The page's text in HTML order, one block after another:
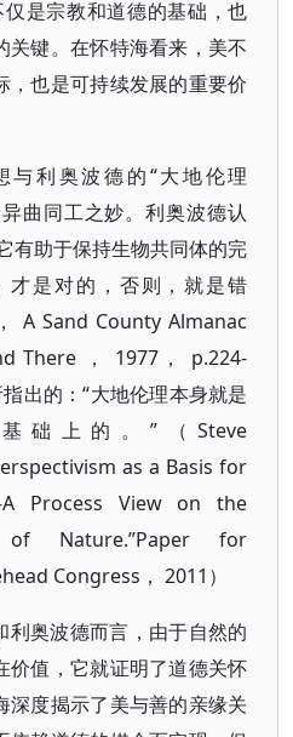
是宗教和道德的基础，也
关键。在怀特海看来，美不
，也是可持续发展的重要价
与利奥波德的“大地伦理
曲同工之妙。利奥波德认
有助于保持生物共同体的完
才是对的，否则，就是错
A Sand County Almanac
There ， 1977， p.224-
出的：“大地伦理本身就是
础上的。”（Steve
as a Basis for
Process View on the
of Nature.”Paper for
Congress， 2011）
利奥波德而言，由于自然的
价值，它就证明了道德关怀
深度揭示了美与善的亲缘关